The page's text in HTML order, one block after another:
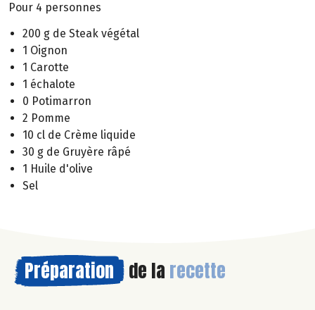
Pour 4 personnes
200 g de Steak végétal
1 Oignon
1 Carotte
1 échalote
0 Potimarron
2 Pomme
10 cl de Crème liquide
30 g de Gruyère râpé
1 Huile d'olive
Sel
Préparation de la recette